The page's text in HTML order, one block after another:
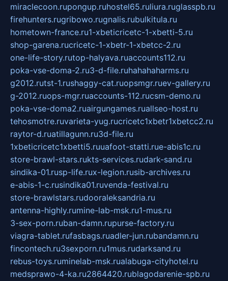
miraclecoon.rupongup.ruhostel65.ruliura.ruglasspb.ru
firehunters.rugribowo.rugnalis.rubulkitula.ru
hometown-france.ru1-xbeticricetc-1-xbetti-5.ru
shop-garena.rucricetc-1-xbetr-1-xbetcc-2.ru
one-life-story.rutop-halyava.ruaccounts112.ru
poka-vse-doma-2.ru3-d-file.ruhahahaharms.ru
g2012.rutst-1.rushaggy-cat.ruopsmgr.ruev-gallery.ru
g-2012.ruops-mgr.ruaccounts-112.rucsm-demo.ru
poka-vse-doma2.ruairgungames.ruallseo-host.ru
tehosmotre.ruvarieta-yug.rucricetc1xbetr1xbetcc2.ru
raytor-d.ruatillagunn.ru3d-file.ru
1xbeticricetc1xbetti5.ruuafoot-statti.rue-abis1c.ru
store-brawl-stars.rukts-services.rudark-sand.ru
sindika-01.rusp-life.rux-legion.rusib-archives.ru
e-abis-1-c.rusindika01.ruvenda-festival.ru
store-brawlstars.rudooraleksandria.ru
antenna-highly.rumine-lab-msk.ru1-mus.ru
3-sex-porn.ruban-damn.rupurse-factory.ru
viagra-tablet.rufasbags.ruadler-jun.rubandamn.ru
fincontech.ru3sexporn.ru1mus.rudarksand.ru
rebus-toys.ruminelab-msk.rualabuga-cityhotel.ru
medsprawo-4-ka.ru2864420.rublagodarenie-spb.ru